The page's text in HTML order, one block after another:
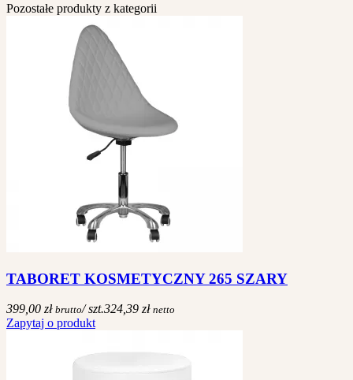
Pozostałe produkty z kategorii
TABORET KOSMETYCZNY 265 SZARY
399,00 zł brutto/ szt.324,39 zł netto
Zapytaj o produkt